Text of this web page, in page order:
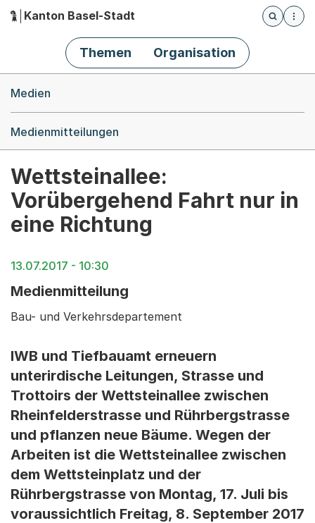
Hauptnavigation
Kanton Basel-Stadt
Öffnet
Themen Organisation
Medien
Medienmitteilungen
Wettsteinallee:
Vorübergehend Fahrt nur in
eine Richtung
13.07.2017 - 10:30
Medienmitteilung
Bau- und Verkehrsdepartement
IWB und Tiefbauamt erneuern
unterirdische Leitungen, Strasse und
Trottoirs der Wettsteinallee zwischen
Rheinfelderstrasse und Rührbergstrasse
und pflanzen neue Bäume. Wegen der
Arbeiten ist die Wettsteinallee zwischen
dem Wettsteinplatz und der
Rührbergstrasse von Montag, 17. Juli bis
voraussichtlich Freitag, 8. September 2017